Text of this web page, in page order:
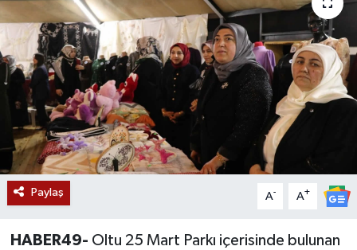
Paylaş A- A+
HABER49- Oltu 25 Mart Parkı içerisinde bulunan
Siyaset
Teknoloji
Kültür Sanat
Muş
Hasköy